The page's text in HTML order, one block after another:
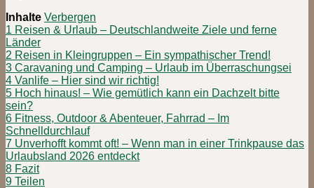
Inhalte Verbergen
1 Reisen & Urlaub – Deutschlandweite Ziele und ferne
Länder
2 Reisen in Kleingruppen – Ein sympathischer Trend!
3 Caravaning und Camping – Urlaub im Überraschungsei
4 Vanlife – Hier sind wir richtig!
5 Hoch hinaus! – Wie gemütlich kann ein Dachzelt bitte
sein?
6 Fitness, Outdoor & Abenteuer, Fahrrad – Im
Schnelldurchlauf
7 Unverhofft kommt oft! – Wenn man in einer Trinkpause das
Urlaubsland 2026 entdeckt
8 Fazit
9 Teilen